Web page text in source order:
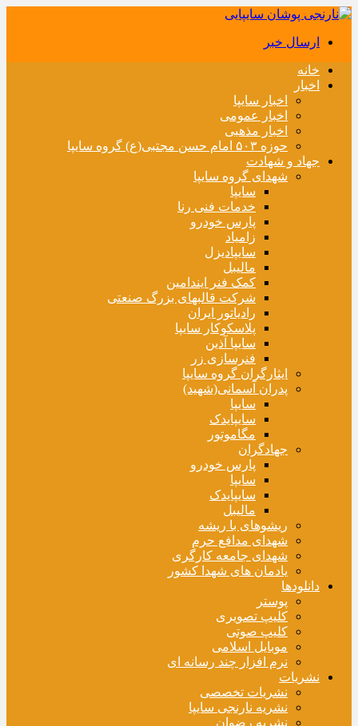
ارسال خبر
خانه
اخبار
اخبار سایپا
اخبار عمومی
اخبار مذهبی
حوزه ۵۰۳ امام حسن مجتبی(ع) گروه سایپا
جهاد و شهادت
شهدای گروه سایپا
سایپا
خدمات فنی رنا
پارس خودرو
زامیاد
سایپادیزل
مالیبل
کمک فنر ایندامین
شرکت قالبهای بزرگ صنعتی
رادیاتور ایران
پلاسکوکار سایپا
سایپا آذین
فنرسازی زر
ایثارگران گروه سایپا
پدران آسمانی(شهید)
سایپا
سایپایدک
مگاموتور
جهادگران
پارس خودرو
سایپا
سایپایدک
مالیبل
ریشوهای با ریشه
شهدای مدافع حرم
شهدای جامعه کارگری
یادمان های شهدا کشور
دانلودها
پوستر
کلیپ تصویری
کلیپ صوتی
موبایل اسلامی
نرم افزار چند رسانه ای
نشریات
نشریات تخصصی
نشریه نارنجی سایپا
نشریه رضوان